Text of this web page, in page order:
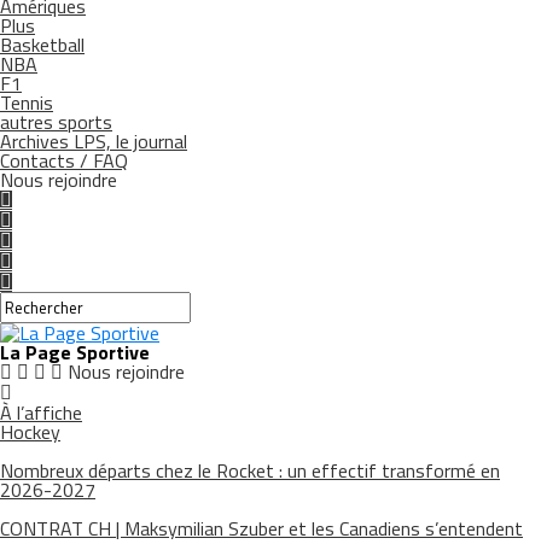
Amériques
Plus
Basketball
NBA
F1
Tennis
autres sports
Archives LPS, le journal
Contacts / FAQ
Nous rejoindre
La Page Sportive
Nous rejoindre
À l’affiche
Hockey
Nombreux départs chez le Rocket : un effectif transformé en
2026-2027
CONTRAT CH | Maksymilian Szuber et les Canadiens s’entendent